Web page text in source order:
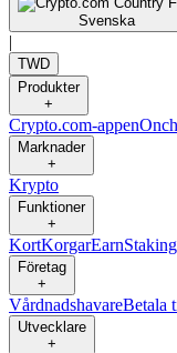
Svenska
|
TWD
Produkter
+
Crypto.com-appen
Marknader
+
Krypto
Funktioner
+
KortKorgarEarnStaking
Företag
+
VårdnadshavareBetala
Utvecklare
+